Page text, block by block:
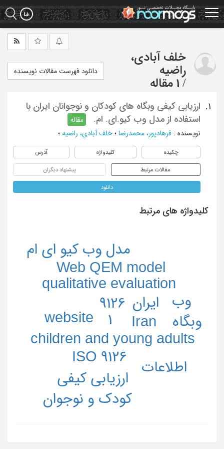
Skip
to
main
خلف آبادی،
راضیه
/ 1 مقاله
دانلود فهرست مقالات نویسنده
1.
ارزیابی کیفی وبگاه های کودکان و نوجوانان ایران با
استفاده از مدل وب کیو.ای. ام.
مقاله
نویسنده : فرهادپور، محمدرضا ؛ خلف آبادی، راضیه ؛
چکیده کلیدواژه آدرس
مقالات مرتبط پیشنهاد دیگران
دانلود
کلیدواژه های مرتبط
1
9126
children and young adults
Iran
ISO 9126
qualitative evaluation
Web QEM model
website
ارزیابی کیفی
ایران
مدل وب کیو ای ام
کودک و نوجوان
اطلاعات
وب
وبگاه